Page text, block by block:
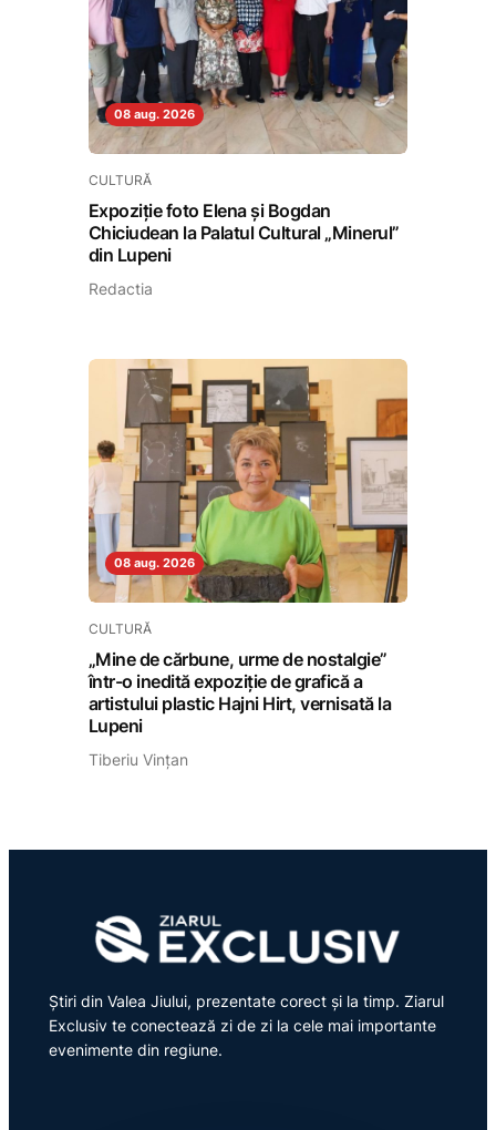
08 aug. 2026
CULTURĂ
Expoziție foto Elena și Bogdan
Chiciudean la Palatul Cultural „Minerul”
din Lupeni
Redactia
08 aug. 2026
CULTURĂ
„Mine de cărbune, urme de nostalgie”
într-o inedită expoziție de grafică a
artistului plastic Hajni Hirt, vernisată la
Lupeni
Tiberiu Vințan
Știri din Valea Jiului, prezentate corect și la timp. Ziarul
Exclusiv te conectează zi de zi la cele mai importante
evenimente din regiune.